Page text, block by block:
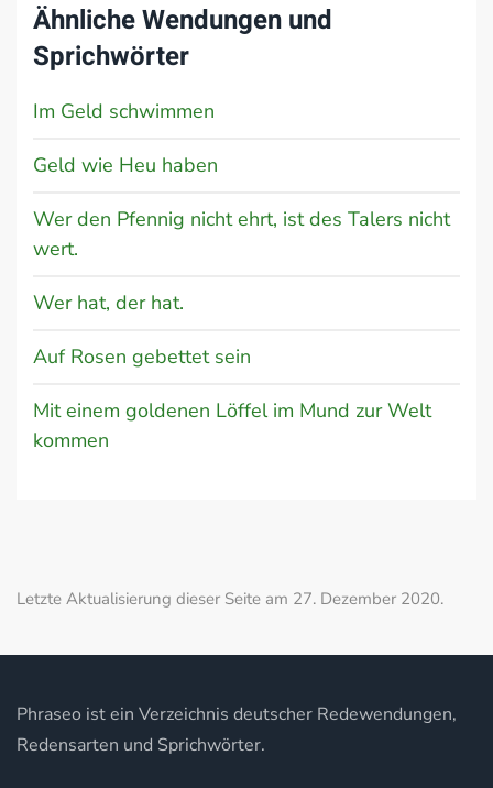
Ähnliche Wendungen und
Sprichwörter
Im Geld schwimmen
Geld wie Heu haben
Wer den Pfennig nicht ehrt, ist des Talers nicht
wert.
Wer hat, der hat.
Auf Rosen gebettet sein
Mit einem goldenen Löffel im Mund zur Welt
kommen
Letzte Aktualisierung dieser Seite am 27. Dezember 2020.
Phraseo ist ein Verzeichnis deutscher Redewendungen,
Redensarten und Sprichwörter.